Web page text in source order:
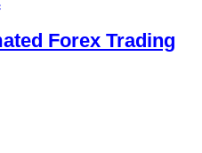
Forex Trading